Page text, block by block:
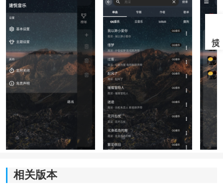
3.全部的素材都可以随意的进行下载，下载的过程中不需
要任何的付费。
4.根据喜好创建一个个性化的歌单，将自己喜欢的音乐进
行下载排序。
相关版本